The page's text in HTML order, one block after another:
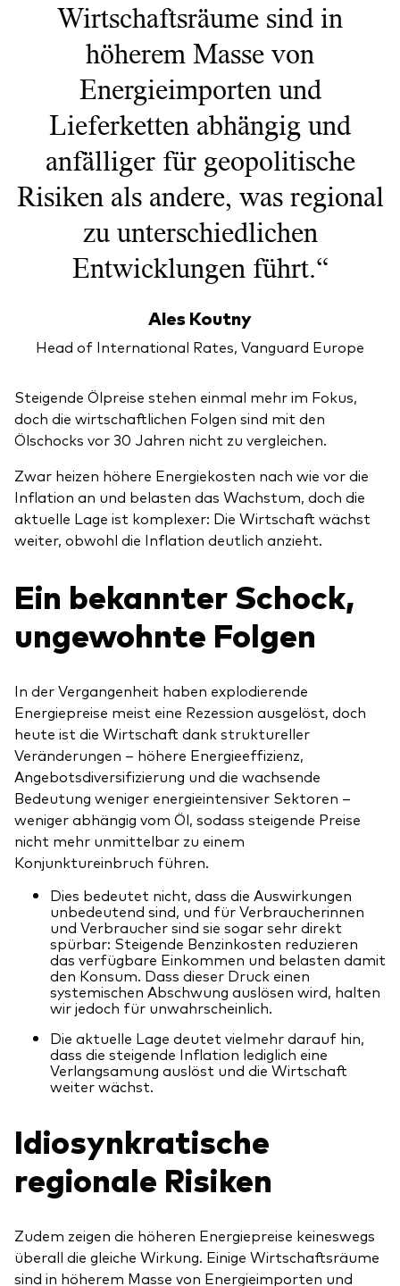
Wirtschaftsräume sind in
höherem Masse von
Energieimporten und
Lieferketten abhängig und
anfälliger für geopolitische
Risiken als andere, was regional
zu unterschiedlichen
Entwicklungen führt.“
Ales Koutny
Head of International Rates, Vanguard Europe
Steigende Ölpreise stehen einmal mehr im Fokus,
doch die wirtschaftlichen Folgen sind mit den
Ölschocks vor 30 Jahren nicht zu vergleichen.
Zwar heizen höhere Energiekosten nach wie vor die
Inflation an und belasten das Wachstum, doch die
aktuelle Lage ist komplexer: Die Wirtschaft wächst
weiter, obwohl die Inflation deutlich anzieht.
Ein bekannter Schock,
ungewohnte Folgen
In der Vergangenheit haben explodierende
Energiepreise meist eine Rezession ausgelöst, doch
heute ist die Wirtschaft dank struktureller
Veränderungen – höhere Energieeffizienz,
Angebotsdiversifizierung und die wachsende
Bedeutung weniger energieintensiver Sektoren –
weniger abhängig vom Öl, sodass steigende Preise
nicht mehr unmittelbar zu einem
Konjunktureinbruch führen.
Dies bedeutet nicht, dass die Auswirkungen
unbedeutend sind, und für Verbraucherinnen
und Verbraucher sind sie sogar sehr direkt
spürbar: Steigende Benzinkosten reduzieren
das verfügbare Einkommen und belasten damit
den Konsum. Dass dieser Druck einen
systemischen Abschwung auslösen wird, halten
wir jedoch für unwahrscheinlich.
Die aktuelle Lage deutet vielmehr darauf hin,
dass die steigende Inflation lediglich eine
Verlangsamung auslöst und die Wirtschaft
weiter wächst.
Idiosynkratische
regionale Risiken
Zudem zeigen die höheren Energiepreise keineswegs
überall die gleiche Wirkung. Einige Wirtschaftsräume
sind in höherem Masse von Energieimporten und